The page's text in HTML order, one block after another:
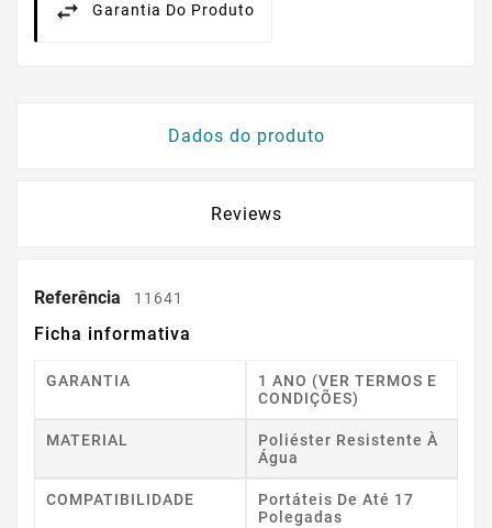
Garantia Do Produto
Dados do produto
Reviews
Referência 11641
Ficha informativa
GARANTIA
1 ANO (VER TERMOS E
CONDIÇÕES)
MATERIAL
Poliéster Resistente À
Água
COMPATIBILIDADE
Portáteis De Até 17
Polegadas